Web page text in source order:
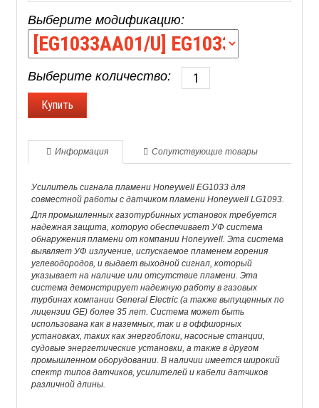
Выберите модификацию:
Выберите количество:
Информация Сопутствующие товары
Усилитель сигнала пламени Honeywell EG1033 для
совместной работы с датчиком пламени Honeywell LG1093.
Для промышленных газотурбинных установок требуется
надежная защита, которую обеспечивает УФ система
обнаружения пламени от компании Honeywell. Эта система
выявляет УФ излучение, испускаемое пламенем горения
углеводородов, и выдает выходной сигнал, который
указывает на наличие или отсутствие пламени. Эта
система демонстрирует надежную работу в газовых
турбинах компании General Electric (а также выпущенных по
лицензии GE) более 35 лет. Система может быть
использована как в наземных, так и в оффшорных
установках, таких как энергоблоки, насосные станции,
судовые энергетические установки, а также в другом
промышленном оборудовании. В наличии имеется широкий
спектр типов датчиков, усилителей и кабели датчиков
различной длины.